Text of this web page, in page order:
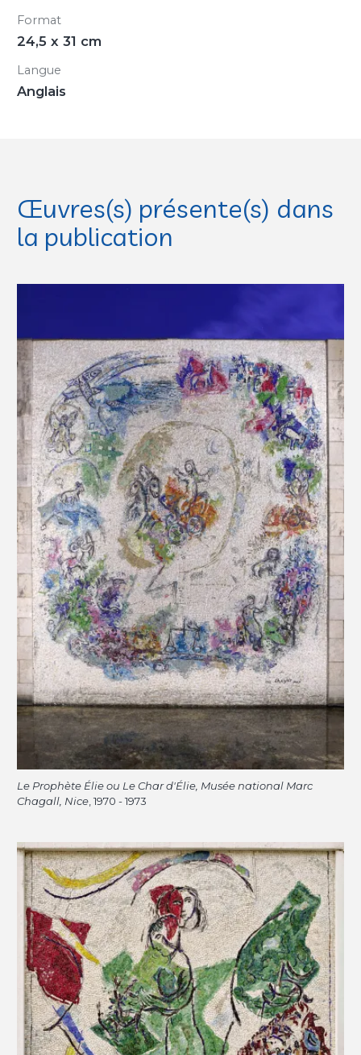
Format
24,5 x 31 cm
Langue
Anglais
Œuvres(s) présente(s) dans
la publication
Le Prophète Élie ou Le Char d'Élie, Musée national Marc
Chagall, Nice, 1970 - 1973